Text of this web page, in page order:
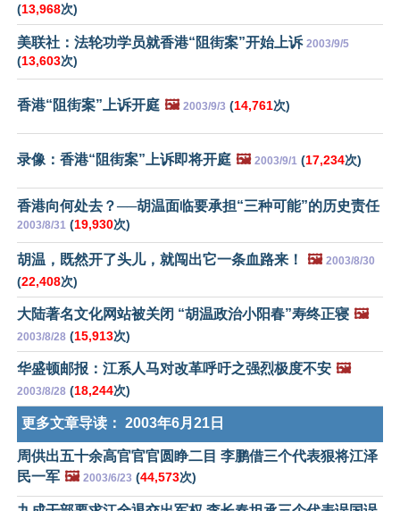
(13,968次)
美联社：法轮功学员就香港“阻街案”开始上诉 2003/9/5
(13,603次)
香港“阻街案”上诉开庭 🖼️ 2003/9/3 (14,761次)
录像：香港“阻街案”上诉即将开庭 🖼️ 2003/9/1 (17,234次)
香港向何处去？──胡温面临要承担“三种可能”的历史责任
2003/8/31 (19,930次)
胡温，既然开了头儿，就闯出它一条血路来！ 🖼️ 2003/8/30
(22,408次)
大陆著名文化网站被关闭 “胡温政治小阳春”寿终正寝 🖼️
2003/8/28 (15,913次)
华盛顿邮报：江系人马对改革呼吁之强烈极度不安 🖼️
2003/8/28 (18,244次)
更多文章导读： 2003年6月21日
周供出五十余高官官官圆睁二目 李鹏借三个代表狠将江泽
民一军 🖼️ 2003/6/23 (44,573次)